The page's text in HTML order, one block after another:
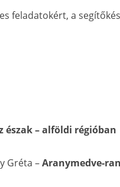
feladatokért, a
észak – alföldi régióban
Gréta –Aranymedve-